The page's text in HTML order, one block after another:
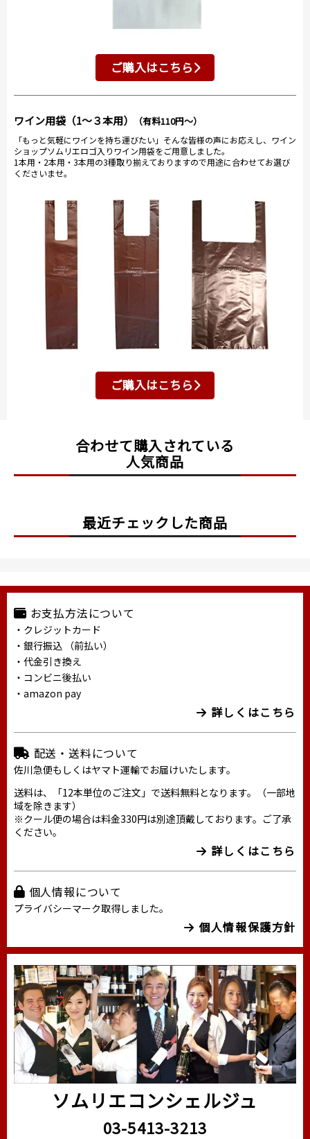
ご購入はこちら
ワイン用袋（1～３本用） （有料110円～）
「もっと気軽にワインを持ち運びたい」そんな皆様の声にお応えし、ワイン
ショップソムリエロゴ入りワイン用袋をご用意しました。
1本用・2本用・3本用の3種取り揃えておりますので用途に合わせてお選び
くださいませ。
ご購入はこちら
合わせて購入されている
人気商品
最近チェックした商品
お支払方法について
・クレジットカード
・銀行振込 （前払い）
・代金引き換え
・コンビニ後払い
・amazon pay
詳しくはこちら
配送・送料について
佐川急便もしくはヤマト運輸でお届けいたします。
送料は、「12本単位のご注文」で送料無料となります。（一部地
域を除きます）
※クール便の場合は料金330円は別途頂戴しております。ご了承
ください。
詳しくはこちら
個人情報について
プライバシーマーク取得しました。
個人情報保護方針
ソムリエコンシェルジュ
03-5413-3213